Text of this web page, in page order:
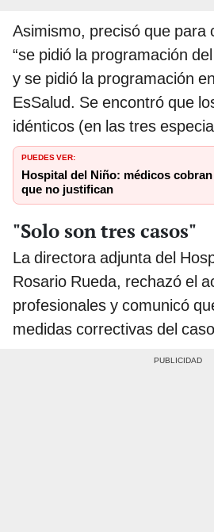
Asimismo, precisó que para
“se pidió la programación
y se pidió la programación
EsSalud. Se encontró que
idénticos (en las tres
PUEDES VER:
Hospital del Niño: médicos
que no justifican
"Solo son tres casos"
La directora adjunta del
Rosario Rueda, rechazó el
profesionales y comunicó
medidas correctivas del